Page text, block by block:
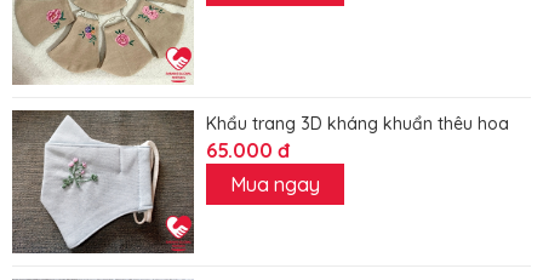
Khẩu trang 3D kháng khuẩn thêu hoa
65.000 đ
Mua ngay